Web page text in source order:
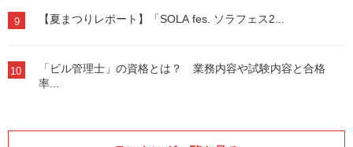
9 【夏まつりレポート】「SOLA fes. ソラフェス2...
10
「ビル管理士」の資格とは？ 業務内容や試験内容と合格
率...